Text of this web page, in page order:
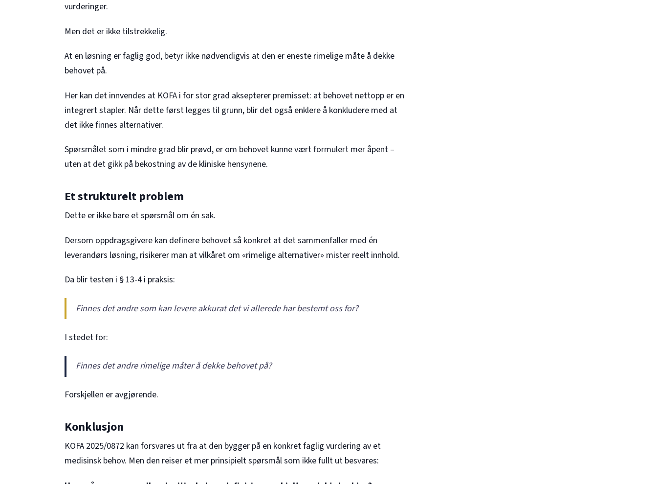
vurderinger.
Men det er ikke tilstrekkelig.
At en løsning er faglig god, betyr ikke nødvendigvis at den er eneste rimelige måte å dekke
behovet på.
Her kan det innvendes at KOFA i for stor grad aksepterer premisset: at behovet nettopp er en
integrert stapler. Når dette først legges til grunn, blir det også enklere å konkludere med at
det ikke finnes alternativer.
Spørsmålet som i mindre grad blir prøvd, er om behovet kunne vært formulert mer åpent –
uten at det gikk på bekostning av de kliniske hensynene.
Et strukturelt problem
Dette er ikke bare et spørsmål om én sak.
Dersom oppdragsgivere kan definere behovet så konkret at det sammenfaller med én
leverandørs løsning, risikerer man at vilkåret om «rimelige alternativer» mister reelt innhold.
Da blir testen i § 13-4 i praksis:
Finnes det andre som kan levere akkurat det vi allerede har bestemt oss for?
I stedet for:
Finnes det andre rimelige måter å dekke behovet på?
Forskjellen er avgjørende.
Konklusjon
KOFA 2025/0872 kan forsvares ut fra at den bygger på en konkret faglig vurdering av et
medisinsk behov. Men den reiser et mer prinsipielt spørsmål som ikke fullt ut besvares: